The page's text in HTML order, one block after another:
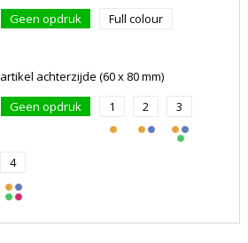
Geen opdruk
Full colour
artikel achterzijde (60 x 80 mm)
Geen opdruk
1 2 3
4